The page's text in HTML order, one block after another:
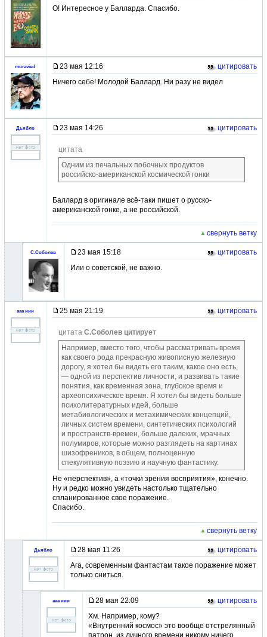
О! Интересное у Балларда. Спасибо.
muravied 23 мая 12:16
цитировать
Ничего себе! Молодой Баллард. Ни разу не видел
Дьябло 23 мая 14:26 цитировать
цитата
Одним из печальных побочных продуктов
российско-американской космической гонки
Баллард в оригинале всё-таки пишет о русско-
американской гонке, а не российской.
свернуть ветку
С.Соболев 23 мая 15:18
цитировать
Или о советской, не важно.
ааа иии 25 мая 21:19 цитировать
цитата С.Соболев цитирует
Например, вместо того, чтобы рассматривать время
как своего рода прекрасную живописную железную
дорогу, я хотел бы видеть его таким, какое оно есть,
— одной из перспектив личности, и развивать такие
понятия, как временная зона, глубокое время и
археопсихическое время. Я хотел бы видеть больше
психолитературных идей, больше
метабиологических и метахимических концепций,
личных систем времени, синтетических психологий
и пространств-времен, больше далеких, мрачных
полумиров, которые можно разглядеть на картинах
шизофреников, в общем, полноценную
спекулятивную поэзию и научную фантастику.
Не «перспектив», а «точки зрения восприятия», конечно.
Ну и редко можно увидеть настолько тщательно
спланированное свое поражение.
Спасибо.
свернуть ветку
Дьябло 28 мая 11:26
цитировать
Ага, современным фантастам такое поражение может
только сниться.
ааа иии 28 мая 22:09
цитировать
Хм. Например, кому?
«Внутренний космос» это вообще отстрелянный
патрон, из личного времени никому ничего